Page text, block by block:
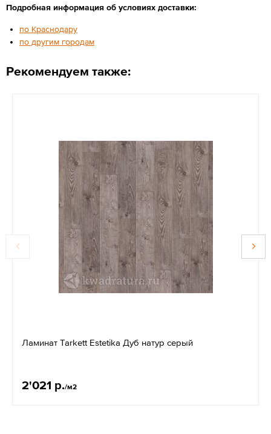
Подробная информация об условиях доставки:
по Краснодару
по другим городам
Рекомендуем также:
Ламинат Tarkett Estetika Дуб натур серый
2'021 р./м2